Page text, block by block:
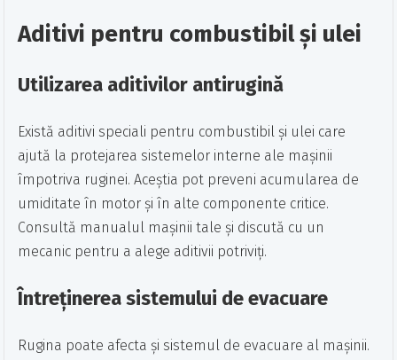
Aditivi pentru combustibil și ulei
Utilizarea aditivilor antirugină
Există aditivi speciali pentru combustibil și ulei care
ajută la protejarea sistemelor interne ale mașinii
împotriva ruginei. Aceștia pot preveni acumularea de
umiditate în motor și în alte componente critice.
Consultă manualul mașinii tale și discută cu un
mecanic pentru a alege aditivii potriviți.
Întreținerea sistemului de evacuare
Rugina poate afecta și sistemul de evacuare al mașinii.